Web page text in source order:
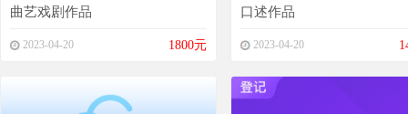
曲艺戏剧作品
2023-04-20 1800元
口述作品
2023-04-20